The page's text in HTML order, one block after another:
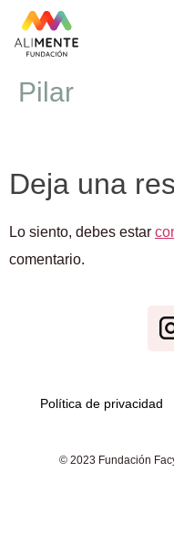
Pilar
Deja una
Lo siento, debes estar
comentario.
Política de privacidad
© 2023 Fundación